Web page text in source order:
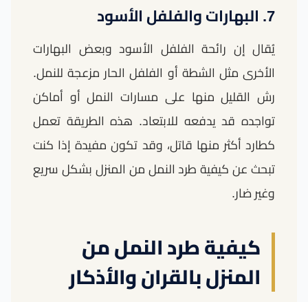
7. البهارات والفلفل الأسود
يُقال إن رائحة الفلفل الأسود وبعض البهارات
الأخرى مثل الشطة أو الفلفل الحار مزعجة للنمل.
رش القليل منها على مسارات النمل أو أماكن
تواجده قد يدفعه للابتعاد. هذه الطريقة تعمل
كطارد أكثر منها قاتل، وقد تكون مفيدة إذا كنت
تبحث عن كيفية طرد النمل من المنزل بشكل سريع
وغير ضار.
كيفية طرد النمل من
المنزل بالقران والأذكار